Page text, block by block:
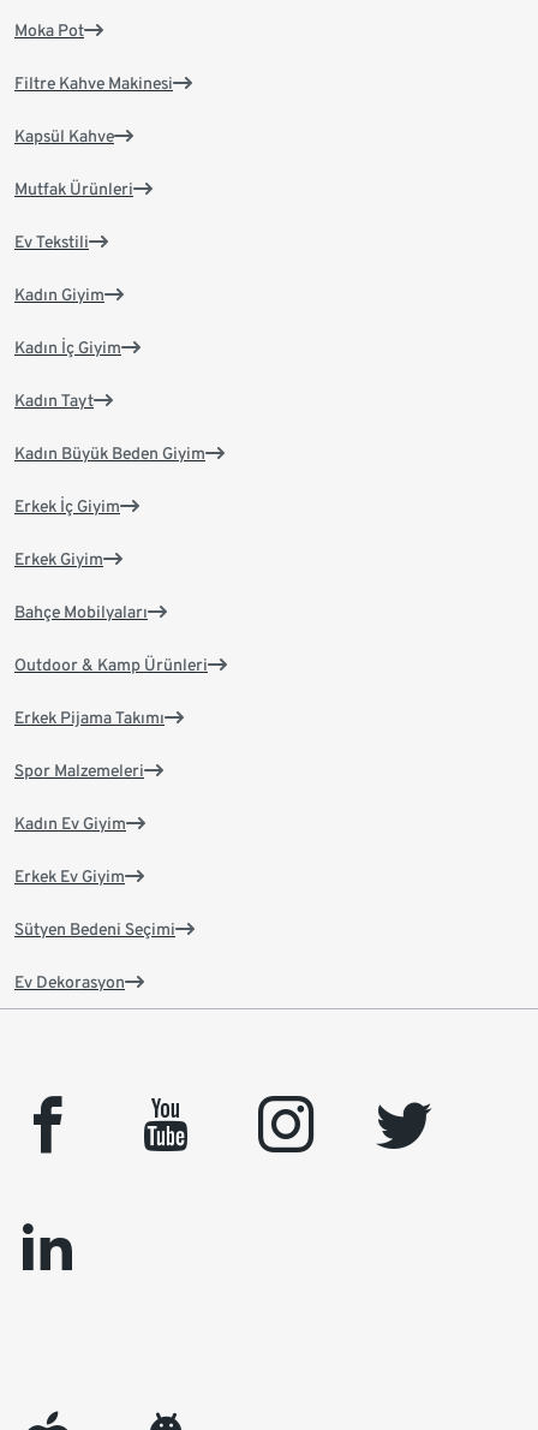
Moka Pot
Filtre Kahve Makinesi
Kapsül Kahve
Mutfak Ürünleri
Ev Tekstili
Kadın Giyim
Kadın İç Giyim
Kadın Tayt
Kadın Büyük Beden Giyim
Erkek İç Giyim
Erkek Giyim
Bahçe Mobilyaları
Outdoor & Kamp Ürünleri
Erkek Pijama Takımı
Spor Malzemeleri
Kadın Ev Giyim
Erkek Ev Giyim
Sütyen Bedeni Seçimi
Ev Dekorasyon
facebook youtube instagram
twitter
linkedin